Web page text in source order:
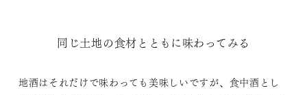
同じ土地の食材とともに味わってみる
地酒はそれだけで味わっても美味しいですが、食中酒とし